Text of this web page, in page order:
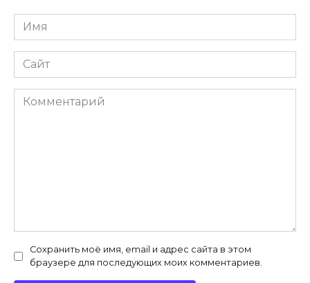
Имя
*
Сайт
Комментарий
Сохранить моё имя, email и адрес сайта в этом
браузере для последующих моих комментариев.